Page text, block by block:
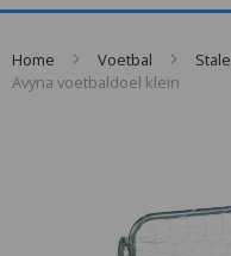
Home Voetbal
Avyna voetbaldoel klein